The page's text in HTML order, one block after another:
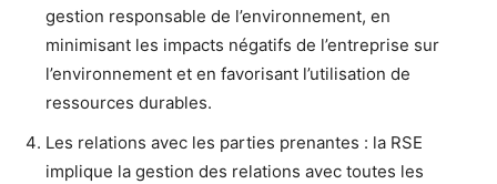
gestion responsable de l’environnement, en
minimisant les impacts négatifs de l’entreprise sur
l’environnement et en favorisant l’utilisation de
ressources durables.
Les relations avec les parties prenantes : la RSE
implique la gestion des relations avec toutes les